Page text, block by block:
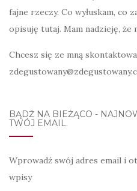
fajne rzeczy. Co wyłuskam, co
opisuję tutaj. Mam nadzieję, że
Chcesz się ze mną
BĄDŹ NA BIEŻĄCO -
TWÓJ EMAIL.
Wprowadź swój adres email i
wpisy